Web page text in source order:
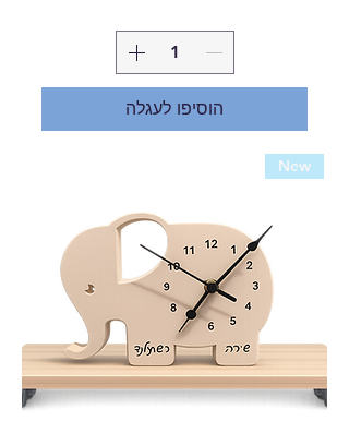
הוסיפו לעגלה
New